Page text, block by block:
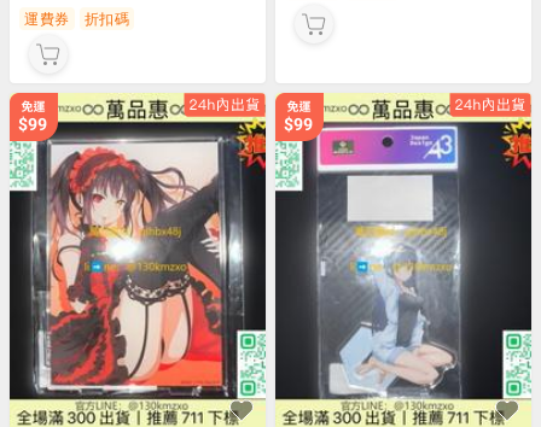
運費券 折扣碼